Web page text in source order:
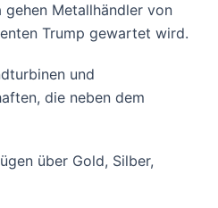
Metallhändler von
Trump gewartet wird.
und
die neben dem
über Gold, Silber,